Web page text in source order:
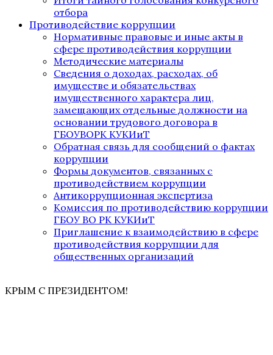
отбора
Противодействие коррупции
Нормативные правовые и иные акты в
сфере противодействия коррупции
Методические материалы
Сведения о доходах, расходах, об
имуществе и обязательствах
имущественного характера лиц,
замещающих отдельные должности на
основании трудового договора в
ГБОУВОРК КУКИиТ
Обратная связь для сообщений о фактах
коррупции
Формы документов, связанных с
противодействием коррупции
Антикоррупционная экспертиза
Комиссия по противодействию коррупции
ГБОУ ВО РК КУКИиТ
Приглашение к взаимодействию в сфере
противодействия коррупции для
общественных организаций
КРЫМ С ПРЕЗИДЕНТОМ!